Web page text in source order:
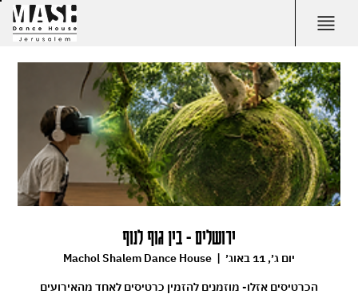
ירושלים - בין גוף לנוף
יום ג׳, 11 באוג׳
  |
Machol Shalem Dance House
הכרטיסים אזלו- מוזמנים להזמין כרטיסים לאחד מהאירועים